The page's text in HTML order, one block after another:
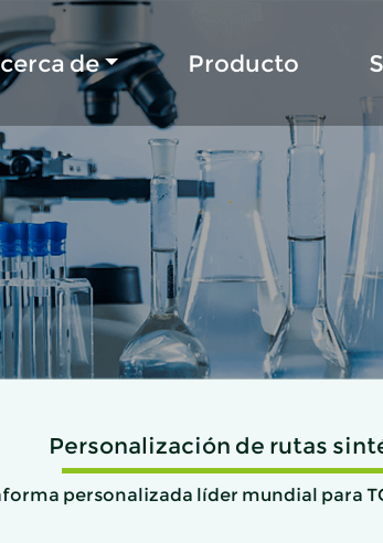
de Producto
Personalización de rutas
personalizada líder mundial para